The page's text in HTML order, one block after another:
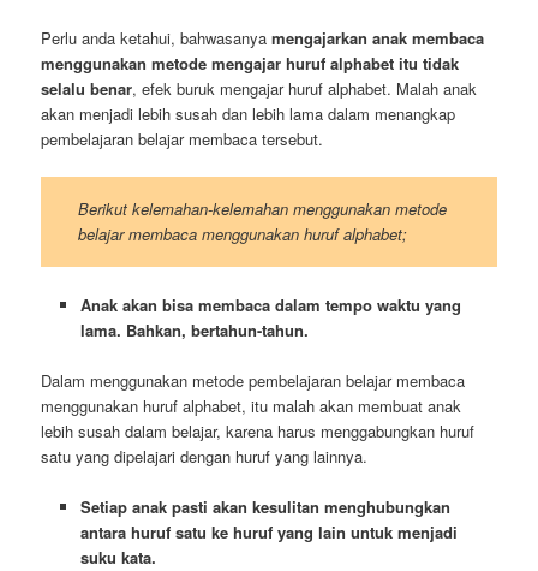
Perlu anda ketahui, bahwasanyamengajarkan anak membaca
menggunakan metode mengajar huruf alphabet itu tidak
selalu benar, efek buruk mengajar huruf alphabet. Malah anak
akan menjadi lebih susah dan lebih lama dalam menangkap
pembelajaran belajar membaca tersebut.
Berikut kelemahan-kelemahan menggunakan metode
belajar membaca menggunakan huruf alphabet;
Anak akan bisa membaca dalam tempo waktu yang
lama. Bahkan, bertahun-tahun.
Dalam menggunakan metode pembelajaran belajar membaca
menggunakan huruf alphabet, itu malah akan membuat anak
lebih susah dalam belajar, karena harus menggabungkan huruf
satu yang dipelajari dengan huruf yang lainnya.
Setiap anak pasti akan kesulitan menghubungkan
antara huruf satu ke huruf yang lain untuk menjadi
suku kata.